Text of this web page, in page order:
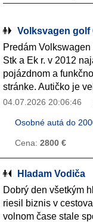
Volksvagen golf
Predám
Stk a Ek r. v 2012
pojázdnom a
stránke. Autičko je
04.07.2026 20:06:46
Osobné autá do
Cena: 2800 €
Hladam Vodiča
Dobrý den všetkým
riesil biznis v
volnom čase stale